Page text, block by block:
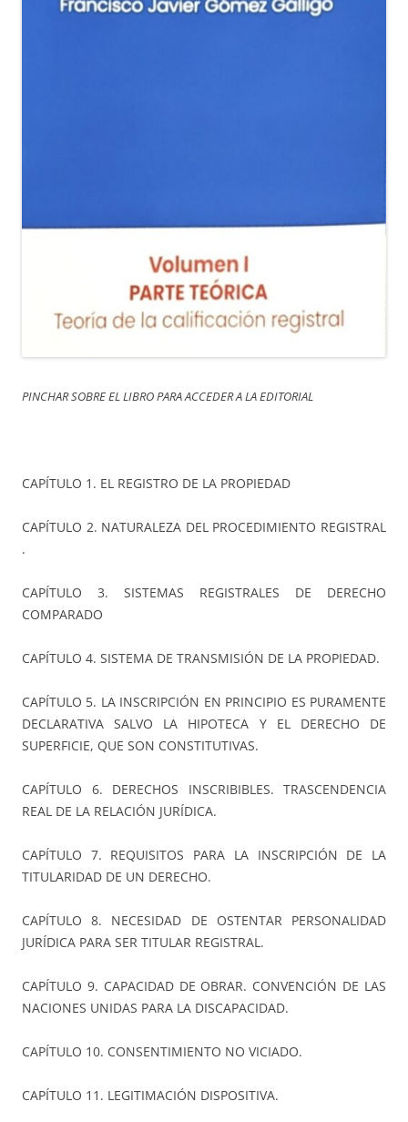
PINCHAR SOBRE EL LIBRO PARA ACCEDER A LA EDITORIAL
CAPÍTULO 1. EL REGISTRO DE LA PROPIEDAD
CAPÍTULO 2. NATURALEZA DEL PROCEDIMIENTO REGISTRAL
.
CAPÍTULO 3. SISTEMAS REGISTRALES DE DERECHO
COMPARADO
CAPÍTULO 4. SISTEMA DE TRANSMISIÓN DE LA PROPIEDAD.
CAPÍTULO 5. LA INSCRIPCIÓN EN PRINCIPIO ES PURAMENTE
DECLARATIVA SALVO LA HIPOTECA Y EL DERECHO DE
SUPERFICIE, QUE SON CONSTITUTIVAS.
CAPÍTULO 6. DERECHOS INSCRIBIBLES. TRASCENDENCIA
REAL DE LA RELACIÓN JURÍDICA.
CAPÍTULO 7. REQUISITOS PARA LA INSCRIPCIÓN DE LA
TITULARIDAD DE UN DERECHO.
CAPÍTULO 8. NECESIDAD DE OSTENTAR PERSONALIDAD
JURÍDICA PARA SER TITULAR REGISTRAL.
CAPÍTULO 9. CAPACIDAD DE OBRAR. CONVENCIÓN DE LAS
NACIONES UNIDAS PARA LA DISCAPACIDAD.
CAPÍTULO 10. CONSENTIMIENTO NO VICIADO.
CAPÍTULO 11. LEGITIMACIÓN DISPOSITIVA.